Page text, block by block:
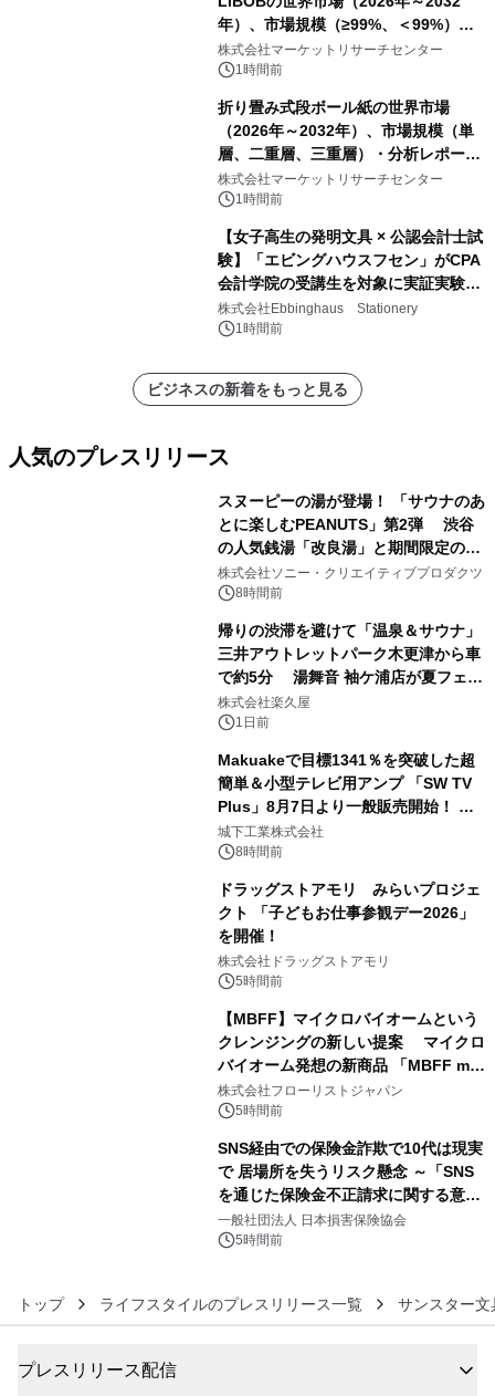
年）、市場規模（≥99%、＜99%）・
分析レポートを発表
株式会社マーケットリサーチセンター
1時間前
折り畳み式段ボール紙の世界市場
（2026年～2032年）、市場規模（単
層、二重層、三重層）・分析レポート
を発表
株式会社マーケットリサーチセンター
1時間前
【女子高生の発明文具 × 公認会計士試
験】「エビングハウスフセン」がCPA
会計学院の受講生を対象に実証実験を
実施
株式会社Ebbinghaus Stationery
1時間前
ビジネスの新着をもっと見る
人気のプレスリリース
スヌーピーの湯が登場！ 「サウナのあ
とに楽しむPEANUTS」第2弾 渋谷
の人気銭湯「改良湯」と期間限定のコ
ラボレーション サウナイキタイコラ
ボグッズも発売決定！
株式会社ソニー・クリエイティブプロダクツ
8時間前
帰りの渋滞を避けて「温泉＆サウナ」
三井アウトレットパーク木更津から車
で約5分 湯舞音 袖ケ浦店が夏フェア
メニューを提供
株式会社楽久屋
1日前
Makuakeで目標1341％を突破した超
簡単＆小型テレビ用アンプ 「SW TV
Plus」8月7日より一般販売開始！ ケ
ーブル1本つなぐだけ、テレビの音が
ぐっと豊かに
城下工業株式会社
8時間前
ドラッグストアモリ みらいプロジェ
クト 「子どもお仕事参観デー2026」
を開催！
株式会社ドラッグストアモリ
5時間前
【MBFF】マイクロバイオームという
クレンジングの新しい提案 マイクロ
バイオーム発想の新商品 「MBFF mb
クレンジングPRO」を2026年8月6日
発売
株式会社フローリストジャパン
5時間前
SNS経由での保険金詐欺で10代は現実
で 居場所を失うリスク懸念 ～「SNS
を通じた保険金不正請求に関する意識
調査」を実施、 認知度の低さも浮き彫
りに～
一般社団法人 日本損害保険協会
5時間前
トップ ライフスタイルのプレスリリース一覧 サンスター文
プレスリリース配信